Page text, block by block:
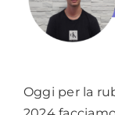
Oggi per la